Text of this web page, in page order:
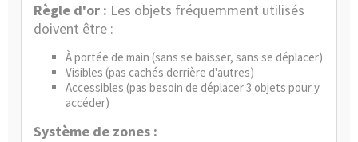
Règle d'or : Les objets fréquemment utilisés
doivent être :
À portée de main (sans se baisser, sans se déplacer)
Visibles (pas cachés derrière d'autres)
Accessibles (pas besoin de déplacer 3 objets pour y
accéder)
Système de zones :